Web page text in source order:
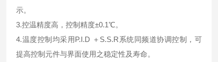
示。
3.控温精度高，控制精度±0.1℃。
4.温度控制均采用P.I.D ＋S.S.R系统同频道协调控制，可
提高控制元件与界面使用之稳定性及寿命。